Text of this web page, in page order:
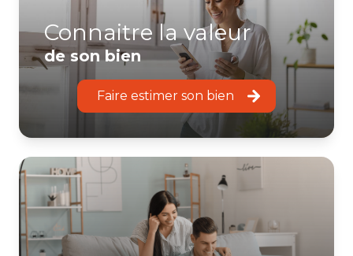
Connaitre la valeur
de son bien
Faire estimer son bien